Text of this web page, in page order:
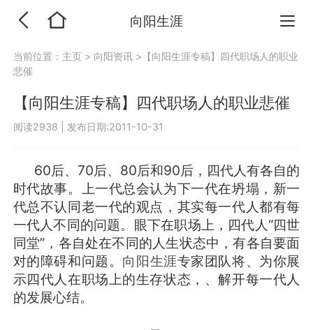
向阳生涯
当前位置： 主页 > 向阳资讯 >【向阳生涯专稿】四代职场人的职业
悲催
【向阳生涯专稿】四代职场人的职业悲催
阅读2938 发布日期:2011-10-31
60后、70后、80后和90后，四代人有各自的
时代故事。上一代总会认为下一代在坍塌，新一
代总不认同老一代的观点，其实每一代人都有每
一代人不同的问题。眼下在职场上，四代人“四世
同堂”，各自处在不同的人生状态中，有各自要面
对的障碍和问题。 向阳生涯专家团队将、为你展
示四代人在职场上的生存状态，、解开每一代人
的发展心结。